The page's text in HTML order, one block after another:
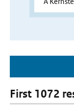
First 1072